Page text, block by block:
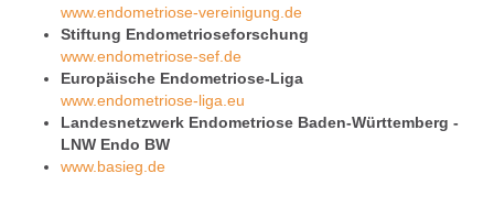
www.endometriose-vereinigung.de
Stiftung Endometrioseforschung
www.endometriose-sef.de
Europäische Endometriose-Liga
www.endometriose-liga.eu
Landesnetzwerk Endometriose Baden-Württemberg -
LNW Endo BW
www.basieg.de